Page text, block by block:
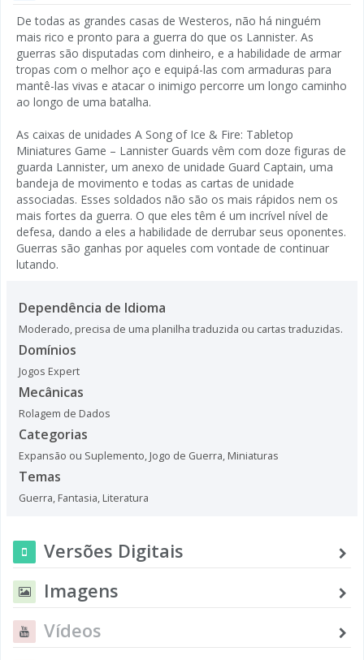
De todas as grandes casas de Westeros, não há ninguém
mais rico e pronto para a guerra do que os Lannister. As
guerras são disputadas com dinheiro, e a habilidade de armar
tropas com o melhor aço e equipá-las com armaduras para
mantê-las vivas e atacar o inimigo percorre um longo caminho
ao longo de uma batalha.
As caixas de unidades A Song of Ice & Fire: Tabletop
Miniatures Game – Lannister Guards vêm com doze figuras de
guarda Lannister, um anexo de unidade Guard Captain, uma
bandeja de movimento e todas as cartas de unidade
associadas. Esses soldados não são os mais rápidos nem os
mais fortes da guerra. O que eles têm é um incrível nível de
defesa, dando a eles a habilidade de derrubar seus oponentes.
Guerras são ganhas por aqueles com vontade de continuar
lutando.
Dependência de Idioma
Moderado, precisa de uma planilha traduzida ou cartas traduzidas.
Domínios
Jogos Expert
Mecânicas
Rolagem de Dados
Categorias
Expansão ou Suplemento, Jogo de Guerra, Miniaturas
Temas
Guerra, Fantasia, Literatura
Versões Digitais
Imagens
Vídeos